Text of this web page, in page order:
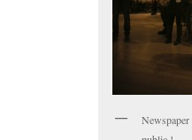
Newspaper